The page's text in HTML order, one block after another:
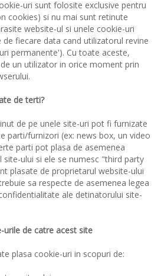
uri sunt folosite exclusive pentru
cookies) si nu mai sunt retinute
website-ul si unele cookie-uri
fiecare data cand utilizatorul revine
permanente'). Cu toate aceste,
un utilizator in orice moment prin
de terti?
de pe unele site-uri pot fi furnizate
parti/furnizori (ex: news box, un video
parti pot plasa de asemenea
site-ului si ele se numesc "third party
plasate de proprietarul website-ului
sa respecte de asemenea legea
ale detinatorului site-
de catre acest site
plasa cookie-uri in scopuri de: